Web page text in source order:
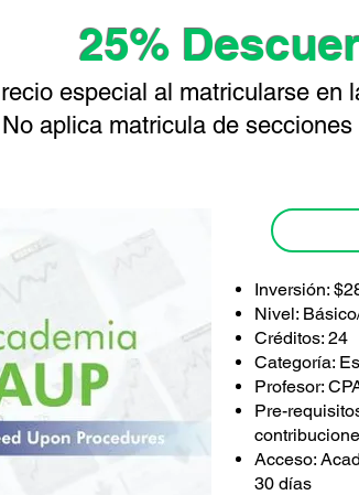
25%
especial al matricularse en
No aplica matricula de
Inversión:
Nivel:
Créditos: 24
Categoría:
Profesor:
Pre-
Acceso:
30 días